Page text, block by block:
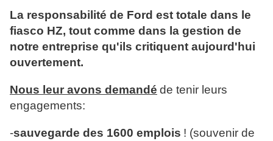
La responsabilité de Ford est totale dans le
fiasco HZ, tout comme dans la gestion de
notre entreprise qu'ils critiquent aujourd'hui
ouvertement.
Nous leur avons demandé de tenir leurs
engagements:
-sauvegarde des 1600 emplois ! (souvenir de